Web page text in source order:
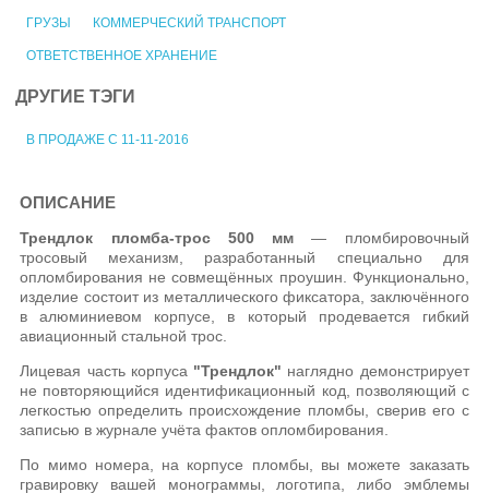
ГРУЗЫ КОММЕРЧЕСКИЙ ТРАНСПОРТ
ОТВЕТСТВЕННОЕ ХРАНЕНИЕ
ДРУГИЕ ТЭГИ
В ПРОДАЖЕ С 11-11-2016
ОПИСАНИЕ
Трендлок пломба-трос 500 мм — пломбировочный
тросовый механизм, разработанный специально для
опломбирования не совмещённых проушин. Функционально,
изделие состоит из металлического фиксатора, заключённого
в алюминиевом корпусе, в который продевается гибкий
авиационный стальной трос.
Лицевая часть корпуса "Трендлок" наглядно демонстрирует
не повторяющийся идентификационный код, позволяющий с
легкостью определить происхождение пломбы, сверив его с
записью в журнале учёта фактов опломбирования.
По мимо номера, на корпусе пломбы, вы можете заказать
гравировку вашей монограммы, логотипа, либо эмблемы